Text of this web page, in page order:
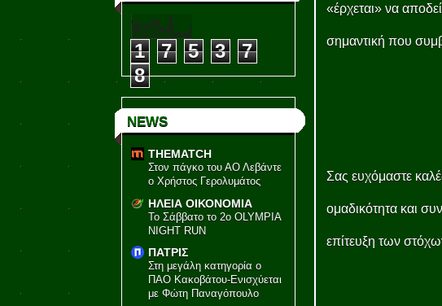
1 7 5 3
7
8
NEWS
THEMATCH
Στον πάγκο του ΑΟ Λεβάντε
ο Χρήστος Γερολυμάτος
ΗΛΕΙΑ ΟΙΚΟΝΟΜΙΑ
Το Σάββατο το 2ο OLYMPIA
NIGHT RUN
ΠΑΤΡΙΣ
Στη μεγάλη κατηγορία ο
ΠΑΟ Κακοβάτου-Ενισχύεται
με Φώτη Παναγόπουλο
«έρχεται» να
σημαντική που
Σας ευχόμαστε
ομαδικότητα και
επίτευξη των